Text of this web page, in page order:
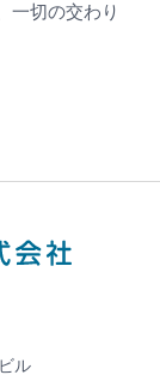
一切の交わり
ル